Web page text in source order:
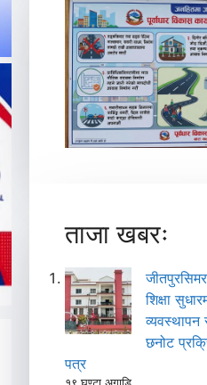
ताजा खबरः
शिक्षा
व्यवस्थापन
छनोट
पत्र
१९ घण्टा अगाडि